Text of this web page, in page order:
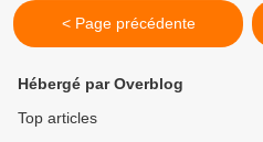
< Page précédente
Hébergé par Overblog
Top articles